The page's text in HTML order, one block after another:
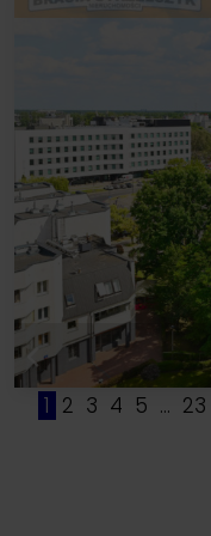
1 2 3 4 5 ... 23